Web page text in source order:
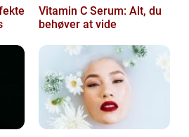
Vitamin C Serum: Alt, du
behøver at vide